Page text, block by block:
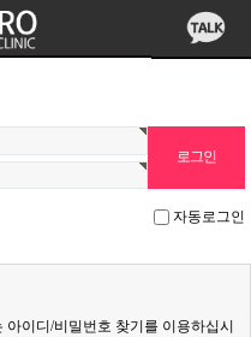
자동로그인
이디/비밀번호 찾기를 이용하십시